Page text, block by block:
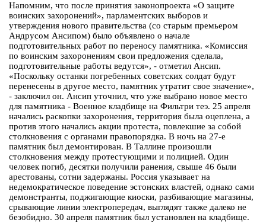
Напомним, что после принятия законопроекта «О защите
воинских захоронений», парламентских выборов и
утверждения нового правительства (со старым премьером
Андрусом Ансипом) было объявлено о начале
подготовительных работ по переносу памятника. «Комиссия
по воинским захоронениям свои предложения сделала,
подготовительные работы ведутся», - отметил Ансип.
«Поскольку останки погребенных советских солдат будут
перенесены в другое место, памятник утратит свое значение»,
- заключил он. Ансип уточнил, что уже выбрано новое место
для памятника - Военное кладбище на Фильтри теэ. 25 апреля
начались раскопки захоронения, территория была оцеплена, а
против этого начались акции протеста, повлекшие за собой
столкновения с органами правопорядка. В ночь на 27-е
памятник был демонтирован. В Таллине произошли
столкновения между протестующими и полицией. Один
человек погиб, десятки получили ранения, свыше 46 были
арестованы, сотни задержаны. Россия указывает на
недемократическое поведение эстонских властей, однако сами
демонстранты, поджигающие киоски, разбивающие магазины,
срывающие линии электропередач, выглядят также далеко не
безобидно. 30 апреля памятник был установлен на кладбище.